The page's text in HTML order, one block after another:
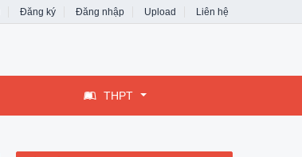
Đăng ký Đăng nhập Upload Liên hệ
THPT